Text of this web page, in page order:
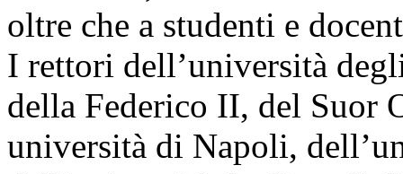
oltre che a studenti e
I rettori dell’università
della Federico II, del Suor
università di Napoli,